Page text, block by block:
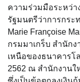
ความร่วมมือระหว่า
รัฐมนตรีว่าการกระ
Marie Françoise
กรมมาเกร็บ สำนัก
เหนือของธนาคารโ
2562 ณ สำนักงานใ